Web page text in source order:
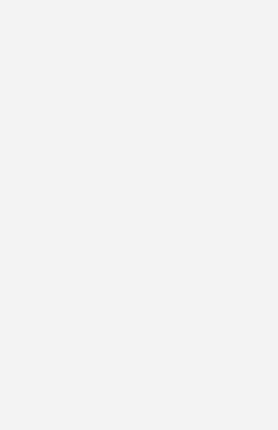
den SHK-Betrieben sei der zu erwartende
926 Bezirksschornsteinfeger
plädierte für eine „lose Kooperation“ mit den
die bisherige Zuordnung der Tätigkeiten der
bleibe. „Lassen Sie uns den Markt
warb der Landes­innungsmeister der
Verhalten.
Dietmar Zahn stellte Grundgedanken
Kasten) und fasste die wesentlichen
Aufgaben zusammen. Ab 1. Januar
der
(bBSF). Bei der Anzahl und
gibt es keine Änderungen. Folgende
dürfen nur durch bevollmächtigte
durchgeführt werden: